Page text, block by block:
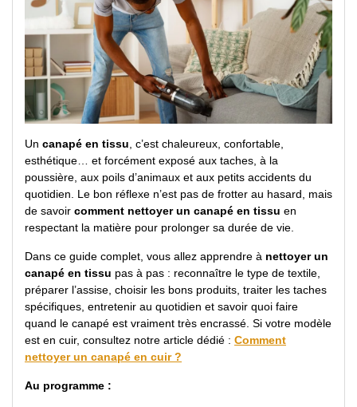
Un canapé en tissu , c’est chaleureux, confortable,
esthétique… et forcément exposé aux taches, à la
poussière, aux poils d’animaux et aux petits accidents du
quotidien. Le bon réflexe n’est pas de frotter au hasard, mais
de savoir comment nettoyer un canapé en tissu en
respectant la matière pour prolonger sa durée de vie.
Dans ce guide complet, vous allez apprendre à nettoyer un
canapé en tissu pas à pas : reconnaître le type de textile,
préparer l’assise, choisir les bons produits, traiter les taches
spécifiques, entretenir au quotidien et savoir quoi faire
quand le canapé est vraiment très encrassé. Si votre modèle
est en cuir, consultez notre article dédié : Comment
nettoyer un canapé en cuir ?
Au programme :